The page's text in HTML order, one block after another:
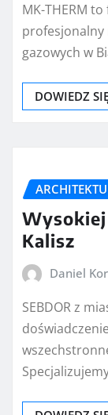
MK-THERM
profesjonalny
gazowych w
DOWIEDZ
Kalisz
Daniel
SEBDOR z